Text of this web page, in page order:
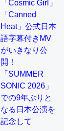
覗いてる。ぼ
マップで
が分かるので
。ITツール導入で
LIFULL介護